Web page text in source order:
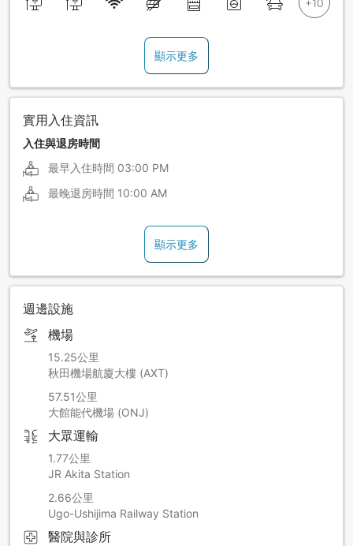
顯示更多
實用入住資訊
入住與退房時間
最早入住時間 03:00 PM
最晚退房時間 10:00 AM
顯示更多
週邊設施
機場
15.25公里
秋田機場航廈大樓 (AXT)
57.51公里
大館能代機場 (ONJ)
大眾運輸
1.77公里
JR Akita Station
2.66公里
Ugo-Ushijima Railway Station
醫院與診所